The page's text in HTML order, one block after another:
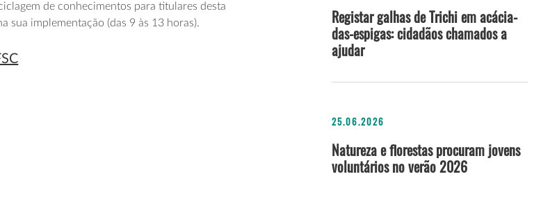
de conhecimentos para titulares desta
sua implementação (das 9 às 13 horas).
Registar galhas de Trichi em acácia-
das-espigas: cidadãos chamados a
ajudar
25.06.2026
Natureza e florestas procuram jovens
voluntários no verão 2026